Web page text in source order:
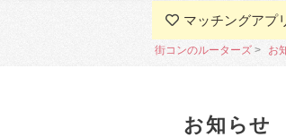
マッチングアプ
街コンのルーターズ お
お知らせ